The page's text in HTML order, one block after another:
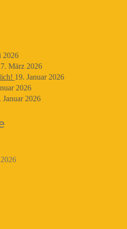
2026
März 2026
19. Januar 2026
2026
Januar 2026